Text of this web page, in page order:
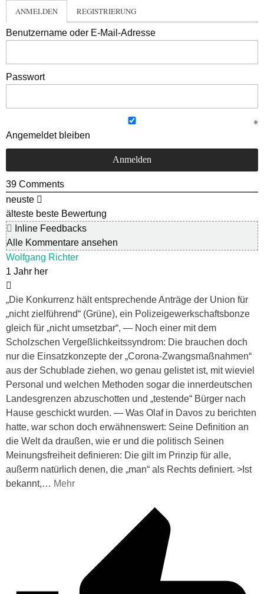
ANMELDEN REGISTRIERUNG
Benutzername oder E-Mail-Adresse
Passwort
Angemeldet bleiben
39 Comments
neuste
älteste beste Bewertung
Inline Feedbacks
Alle Kommentare ansehen
Wolfgang Richter
1 Jahr her
„Die Konkurrenz hält entsprechende Anträge der Union für
„nicht zielführend“ (Grüne), ein Polizeigewerkschaftsbonze
gleich für „nicht umsetzbar“, — Noch einer mit dem
Scholzschen Vergeßlichkeitssyndrom: Die brauchen doch
nur die Einsatzkonzepte der „Corona-Zwangsmaßnahmen“
aus der Schublade ziehen, wo genau gelistet ist, mit wieviel
Personal und welchen Methoden sogar die innerdeutschen
Landesgrenzen abzuschotten und „testende“ Bürger nach
Hause geschickt wurden. — Was Olaf in Davos zu berichten
hatte, war schon doch erwähnenswert: Seine Definition an
die Welt da draußen, wie er und die politisch Seinen
Meinungsfreiheit definieren: Die gilt im Prinzip für alle,
außerm natürlich denen, die „man“ als Rechts definiert. >Ist
bekannt,… Mehr